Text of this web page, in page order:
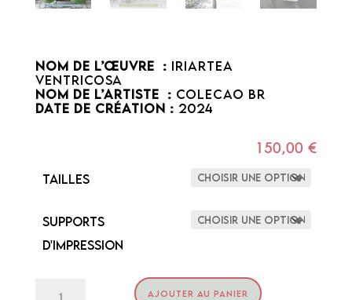
NOM DE L’ŒUVRE : IRIARTEA
VENTRICOSA
NOM DE L’ARTISTE : COLECAO BR
DATE DE CRÉATION : 2024
150,00€
Tailles
Supports
d'impression
AJOUTER AU PANIER